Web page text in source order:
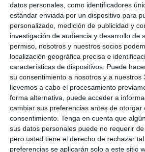
datos personales, como identificadores
estándar enviada por un dispositivo para
personalizado, medición de publicidad y
investigación de audiencia y desarrollo de
permiso, nosotros y nuestros socios
localización geográfica precisa e
características de dispositivos. Puede
su consentimiento a nosotros y a nuestros
llevemos a cabo el procesamiento
forma alternativa, puede acceder a
cambiar sus preferencias antes de otorgar
consentimiento. Tenga en cuenta que
sus datos personales puede no requerir
pero usted tiene el derecho de rechazar
preferencias se aplicarán solo a este sitio
protección en contratos de seguros, la
la Responsabilidad Civil, la defensa penal
imprudencia o negligencia, y un
especializado en normativa de mediación,
e impago de comisiones.
En cuanto a la segunda póliza, se ha
propietarios de viviendas, locales y naves
viviendas se incluyen los contratos de
duración, temporal, turístico, vacacional o
El presidente del Colegio,
el encuentro "ha ofrecido herramientas
refuerzan la protección jurídica de los
también les permiten ampliar su cartera
productos adaptados y actualizados a las
de las personas y del mercado". Por su